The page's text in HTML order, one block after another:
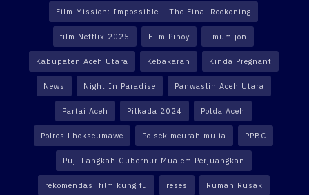
Film Mission: Impossible – The Final Reckoning
film Netflix 2025 Film Pinoy Imum jon
Kabupaten Aceh Utara Kebakaran Kinda Pregnant
News Night In Paradise Panwaslih Aceh Utara
Partai Aceh Pilkada 2024 Polda Aceh
Polres Lhokseumawe Polsek meurah mulia PPBC
Puji Langkah Gubernur Mualem Perjuangkan
rekomendasi film kung fu reses Rumah Rusak